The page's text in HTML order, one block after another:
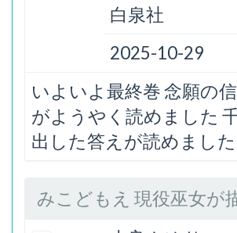
白泉社
2025-10-29
いよいよ最終巻 念願の
がようやく読めました
出した答えが読めました
みこどもえ 現役巫女が